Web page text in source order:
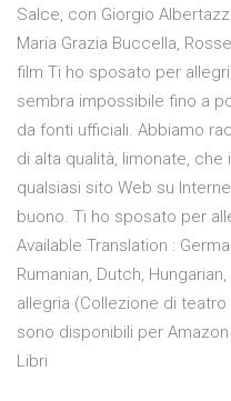
Salce, con Giorgio
Maria Grazia Buccella,
film Ti ho sposato per
sembra impossibile fino a
da fonti ufficiali. Abbiamo
di alta qualità, limonate, che
qualsiasi sito Web su
buono. Ti ho sposato per
Available Translation :
Rumanian, Dutch,
allegria (Collezione di
sono disponibili per
Libri